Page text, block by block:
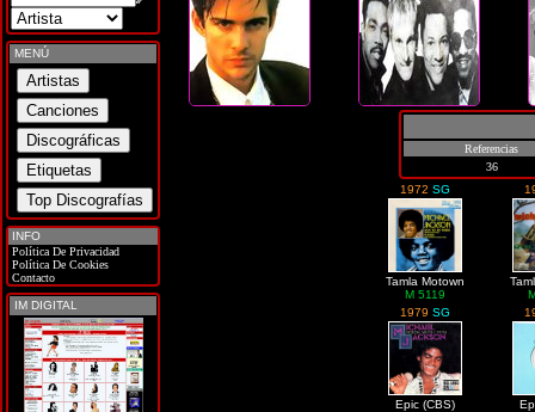
MENÚ
INFO
Política De Privacidad
Política De Cookies
Contacto
IM DIGITAL
Referencias
36
1972 SG
Tamla Motown
M 5119
1979 SG
Epic (CBS)